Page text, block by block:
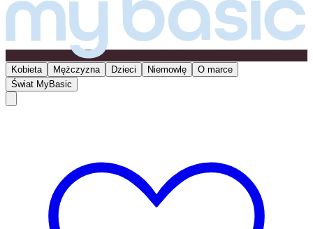
Kobieta Mężczyzna Dzieci Niemowlę
O marce
Świat MyBasic